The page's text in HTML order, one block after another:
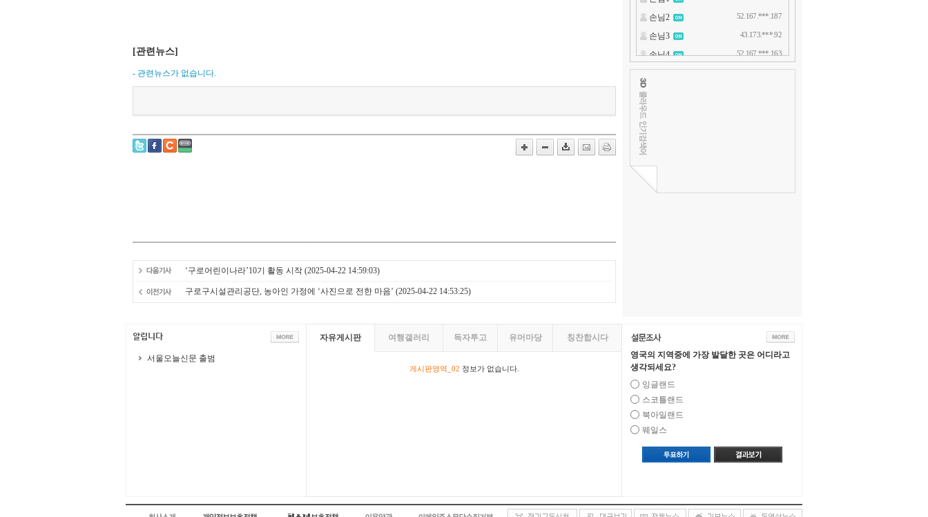
[관련뉴스]
- 관련뉴스가 없습니다.
‘구로어린이나라’10기 활동 시작 (2025-04-22 14:59:03)
구로구시설관리공단, 농아인 가정에 ‘사진으로 전한 마음’ (2025-04-22 14:53:25)
서울오늘신문 출범
자유게시판 여행갤러리 독자투고 유머마당 칭찬합시다
게시판영역_02 정보가 없습니다.
영국의 지역중에 가장 발달한 곳은 어디라고
생각되세요?
잉글랜드
스코틀랜드
북아일랜드
웨일스